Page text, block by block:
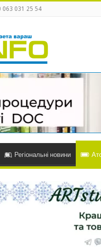
063 031 25 54
Регіональні новини